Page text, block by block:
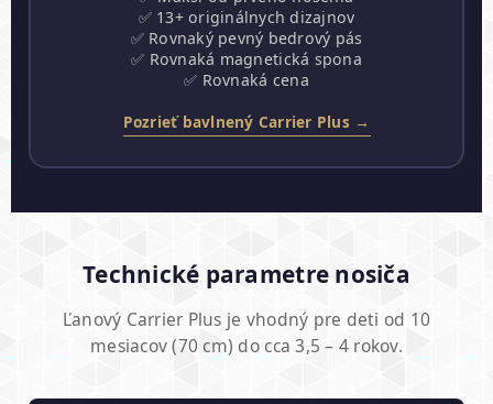
✅ 13+ originálnych dizajnov
✅ Rovnaký pevný bedrový pás
✅ Rovnaká magnetická spona
✅ Rovnaká cena
Pozrieť bavlnený Carrier Plus →
Technické parametre nosiča
Ľanový Carrier Plus je vhodný pre deti od 10
mesiacov (70 cm) do cca 3,5 – 4 rokov.